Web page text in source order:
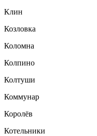
Клин
Козловка
Коломна
Колпино
Колтуши
Коммунар
Королёв
Котельники